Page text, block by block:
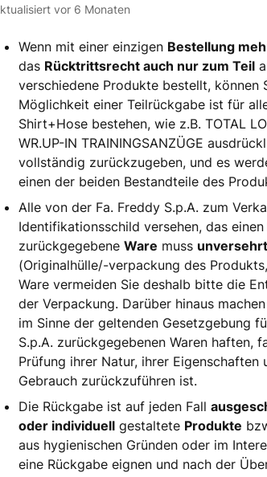
Aktualisiert vor 6 Monaten
Wenn mit einer einzigen Bestellung
das Rücktrittsrecht auch nur zum Teil
verschiedene Produkte bestellt, können
Möglichkeit einer Teilrückgabe ist für
Shirt+Hose bestehen, wie z.B. TOTAL
WR.UP-IN TRAININGSANZÜGE
vollständig zurückzugeben, und es
einen der beiden Bestandteile des
Alle von der Fa. Freddy S.p.A. zum
Identifikationsschild versehen, das
zurückgegebeneWare muss unversehrt
(Originalhülle/-verpackung des
Ware vermeiden Sie deshalb bitte die
der Verpackung. Darüber hinaus
im Sinne der geltenden Gesetzgebung
S.p.A. zurückgegebenen Waren haften,
Prüfung ihrer Natur, ihrer
Gebrauch zurückzuführen ist.
Die Rückgabe ist auf jeden Fall
oder individuell gestaltete Produkte
aus hygienischen Gründen oder im
eine Rückgabe eignen und nach der